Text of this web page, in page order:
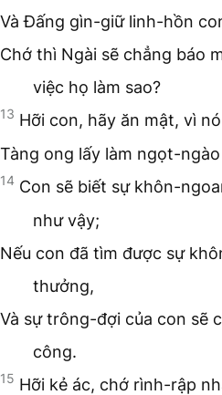
Và Đấng gìn-giữ linh-hồn
Chớ thì Ngài sẽ chẳng báo
việc họ làm sao?
13 Hỡi con, hãy ăn mật, vì
Tàng ong lấy làm ngọt-
14 Con sẽ biết sự khôn-
như vậy;
Nếu con đã tìm được sự
thưởng,
Và sự trông-đợi của con sẽ
công.
15 Hỡi kẻ ác, chớ rình-rập